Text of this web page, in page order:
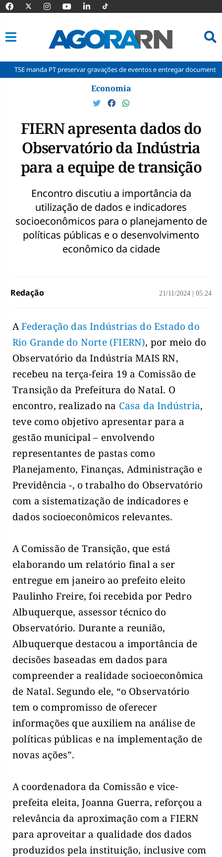
PT preservar gravações de eventos e entregar documentos à Corte
Economia
FIERN apresenta dados do
Observatório da Indústria
para a equipe de transição
Encontro discutiu a importância da
utilização de dados e indicadores
socioeconômicos para o planejamento de
políticas públicas e o desenvolvimento
econômico da cidade
Redação 21/11/2024 05:24
AFederação das Indústrias do Estado do
Rio Grande do Norte (FIERN), por meio do
Observatório da Indústria MAIS RN,
recebeu na terça-feira 19 a Comissão de
Transição da Prefeitura do Natal. O
encontro, realizado na Casa da Indústria,
teve como objetivo apresentar para a
gestão municipal – envolvendo
representantes de pastas como
Planejamento, Finanças, Administração e
Previdência -, o trabalho do Observatório
com a sistematização de indicadores e
dados socioeconômicos relevantes.
A Comissão de Transição, que está
elaborando um relatório final a ser
entregue em janeiro ao prefeito eleito
Paulinho Freire, foi recebida por Pedro
Albuquerque, assessor técnico do
Observatório. Durante a reunião,
Albuquerque destacou a importância de
decisões baseadas em dados para
compreender a realidade socioeconômica
de Natal. Segundo ele, “o Observatório
tem o compromisso de oferecer
informações que auxiliem na análise de
políticas públicas e na implementação de
novas ações”.
A coordenadora da Comissão e vice-
prefeita eleita, Joanna Guerra, reforçou a
relevância da aproximação com a FIERN
para aproveitar a qualidade dos dados
produzidos pela instituição, inclusive com